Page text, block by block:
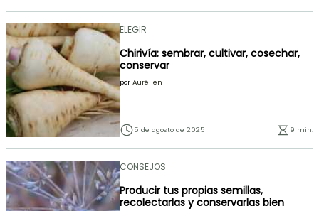
ELEGIR
Chirivía: sembrar, cultivar, cosechar,
conservar
por Aurélien
5 de agosto de 2025 9 min.
CONSEJOS
Producir tus propias semillas,
recolectarlas y conservarlas bien